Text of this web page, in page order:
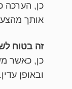
כן, הערכה
אותך
זה בטוח
כן, כאשר
ובאופן עדין.